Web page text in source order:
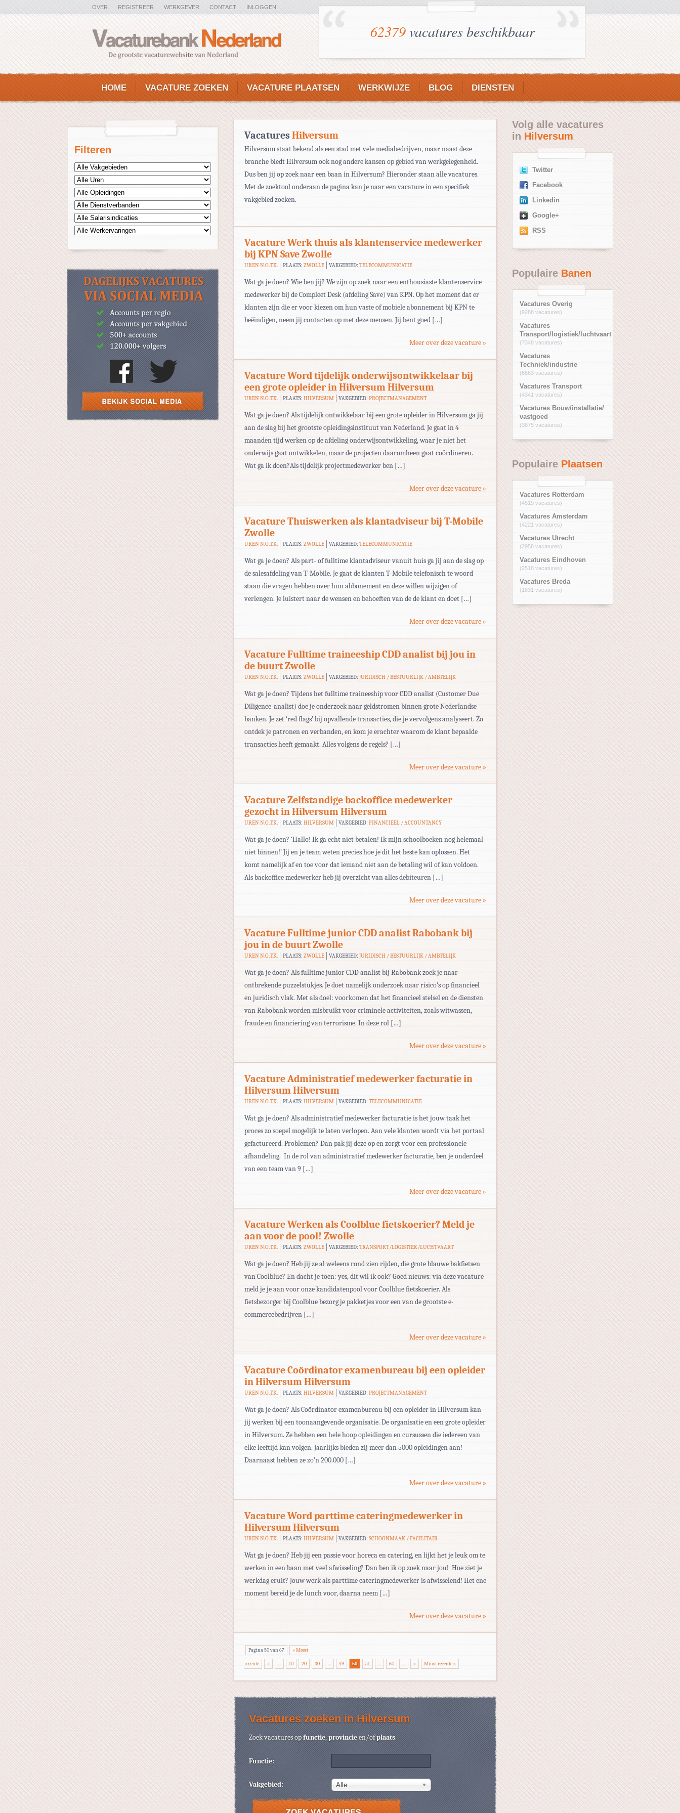
OVER REGISTREER WERKGEVER CONTACT INLOGGEN
62379vacatures beschikbaar
HOME VACATURE ZOEKEN VACATURE PLAATSEN WERKWIJZE BLOG DIENSTEN
Filteren
VacaturesHilversum
Hilversum staat bekend als een stad met vele mediabedrijven, maar naast deze
branche biedt Hilversum ook nog andere kansen op gebied van werkgelegenheid.
Dus ben jij op zoek naar een baan in Hilversum? Hieronder staan alle vacatures.
Met de zoektool onderaan de pagina kan je naar een vacature in een specifiek
vakgebied zoeken.
Vacature Werk thuis als klantenservice medewerker
bij KPN Save Zwolle
UREN N.O.T.K. PLAATS: ZWOLLE VAKGEBIED:TELECOMMUNICATIE
Wat ga je doen? Wie ben jij? We zijn op zoek naar een enthousiaste klantenservice
medewerker bij de Compleet Desk (afdeling Save) van KPN. Op het moment dat er
klanten zijn die er voor kiezen om hun vaste of mobiele abonnement bij KPN te
beëindigen, neem jij contacten op met deze mensen. Jij bent goed […]
Meer over deze vacature »
Vacature Word tijdelijk onderwijsontwikkelaar bij
een grote opleider in Hilversum Hilversum
UREN N.O.T.K. PLAATS: HILVERSUM VAKGEBIED:PROJECTMANAGEMENT
Wat ga je doen? Als tijdelijk ontwikkelaar bij een grote opleider in Hilversum ga jij
aan de slag bij het grootste opleidingsinstituut van Nederland. Je gaat in 4
maanden tijd werken op de afdeling onderwijsontwikkeling, waar je niet het
onderwijs gaat ontwikkelen, maar de projecten daaromheen gaat coördineren.
Wat ga ik doen?Als tijdelijk projectmedewerker ben […]
Meer over deze vacature »
Vacature Thuiswerken als klantadviseur bij T-Mobile
Zwolle
UREN N.O.T.K. PLAATS: ZWOLLE VAKGEBIED:TELECOMMUNICATIE
Wat ga je doen? Als part- of fulltime klantadviseur vanuit huis ga jij aan de slag op
de salesafdeling van T-Mobile. Je gaat de klanten T-Mobile telefonisch te woord
staan die vragen hebben over hun abbonement en deze willen wijzigen of
verlengen. Je luistert naar de wensen en behoeften van de de klant en doet […]
Meer over deze vacature »
Vacature Fulltime traineeship CDD analist bij jou in
de buurt Zwolle
UREN N.O.T.K. PLAATS: ZWOLLE VAKGEBIED:JURIDISCH / BESTUURLIJK / AMBTELIJK
Wat ga je doen? Tijdens het fulltime traineeship voor CDD analist (Customer Due
Diligence-analist) doe je onderzoek naar geldstromen binnen grote Nederlandse
banken. Je zet ‘red flags’ bij opvallende transacties, die je vervolgens analyseert. Zo
ontdek je patronen en verbanden, en kom je erachter waarom de klant bepaalde
transacties heeft gemaakt. Alles volgens de regels? […]
Meer over deze vacature »
Vacature Zelfstandige backoffice medewerker
gezocht in Hilversum Hilversum
UREN N.O.T.K. PLAATS: HILVERSUM VAKGEBIED:FINANCIEEL / ACCOUNTANCY
Wat ga je doen? ‘Hallo! Ik ga echt niet betalen! Ik mijn schoolboeken nog helemaal
niet binnen!’ Jij en je team weten precies hoe je dit het beste kan oplossen. Het
komt namelijk af en toe voor dat iemand niet aan de betaling wil of kan voldoen.
Als backoffice medewerker heb jij overzicht van alles debiteuren […]
Meer over deze vacature »
Vacature Fulltime junior CDD analist Rabobank bij
jou in de buurt Zwolle
UREN N.O.T.K. PLAATS: ZWOLLE VAKGEBIED:JURIDISCH / BESTUURLIJK / AMBTELIJK
Wat ga je doen? Als fulltime junior CDD analist bij Rabobank zoek je naar
ontbrekende puzzelstukjes. Je doet namelijk onderzoek naar risico’s op financieel
en juridisch vlak. Met als doel: voorkomen dat het financieel stelsel en de diensten
van Rabobank worden misbruikt voor criminele activiteiten, zoals witwassen,
fraude en financiering van terrorisme. In deze rol […]
Meer over deze vacature »
Vacature Administratief medewerker facturatie in
Hilversum Hilversum
UREN N.O.T.K. PLAATS: HILVERSUM VAKGEBIED:TELECOMMUNICATIE
Wat ga je doen? Als administratief medewerker facturatie is het jouw taak het
proces zo soepel mogelijk te laten verlopen. Aan vele klanten wordt via het portaal
gefactureerd. Problemen? Dan pak jij deze op en zorgt voor een professionele
afhandeling. In de rol van administratief medewerker facturatie, ben je onderdeel
van een team van 9 […]
Meer over deze vacature »
Vacature Werken als Coolblue fietskoerier? Meld je
aan voor de pool! Zwolle
UREN N.O.T.K. PLAATS: ZWOLLE VAKGEBIED:TRANSPORT/LOGISTIEK/LUCHTVAART
Wat ga je doen? Heb jij ze al weleens rond zien rijden, die grote blauwe bakfietsen
van Coolblue? En dacht je toen: yes, dit wil ik ook? Goed nieuws: via deze vacature
meld je je aan voor onze kandidatenpool voor Coolblue fietskoerier. Als
fietsbezorger bij Coolblue bezorg je pakketjes voor een van de grootste e-
commercebedrijven […]
Meer over deze vacature »
Vacature Coördinator examenbureau bij een opleider
in Hilversum Hilversum
UREN N.O.T.K. PLAATS: HILVERSUM VAKGEBIED:PROJECTMANAGEMENT
Wat ga je doen? Als Coördinator examenbureau bij een opleider in Hilversum kan
jij werken bij een toonaangevende organisatie. De organisatie en een grote opleider
in Hilversum. Ze hebben een hele hoop opleidingen en cursussen die iedereen van
elke leeftijd kan volgen. Jaarlijks bieden zij meer dan 5000 opleidingen aan!
Daarnaast hebben ze zo’n 200.000 […]
Meer over deze vacature »
Vacature Word parttime cateringmedewerker in
Hilversum Hilversum
UREN N.O.T.K. PLAATS: HILVERSUM VAKGEBIED:SCHOONMAAK / FACILITAIR
Wat ga je doen? Heb jij een passie voor horeca en catering, en lijkt het je leuk om te
werken in een baan met veel afwisseling? Dan ben ik op zoek naar jou! Hoe ziet je
werkdag eruit? Jouw werk als parttime cateringmedewerker is afwisselend! Het ene
moment bereid je de lunch voor, daarna neem […]
Meer over deze vacature »
Pagina 50 van 67 « Meest
recente « ... 10 20 30 ... 49 50 51 ... 60 ... » Minst recente »
Vacatures zoeken in Hilversum
Zoek vacatures opfunctie,provincieen/ofplaats.
Functie:
Vakgebied: Alle...
Volg alle vacatures
inHilversum
Twitter
Facebook
Linkedin
Google+
RSS
PopulaireBanen
Vacatures Overig
(9288 vacatures)
Vacatures
Transport/logistiek/luchtvaart
(7348 vacatures)
Vacatures
Techniek/industrie
(6563 vacatures)
Vacatures Transport
(4341 vacatures)
Vacatures Bouw/installatie/
vastgoed
(3875 vacatures)
Populaire Plaatsen
Vacatures Rotterdam
(4519 vacatures)
Vacatures Amsterdam
(4221 vacatures)
Vacatures Utrecht
(2958 vacatures)
Vacatures Eindhoven
(2518 vacatures)
Vacatures Breda
(1831 vacatures)